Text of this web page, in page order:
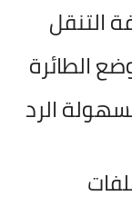
التنقل
الطائرة
الرد